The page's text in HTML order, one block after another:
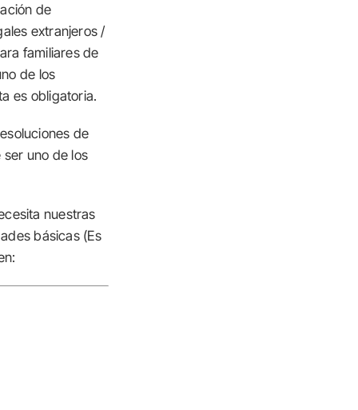
de
extranjeros /
familiares de
de los
es obligatoria.
de
uno de los
nuestras
básicas (Es